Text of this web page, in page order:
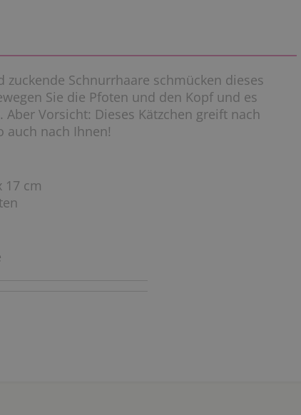
zuckende Schnurrhaare schmücken dieses
Sie die Pfoten und den Kopf und es
Vorsicht: Dieses Kätzchen greift nach
auch nach Ihnen!
17 cm